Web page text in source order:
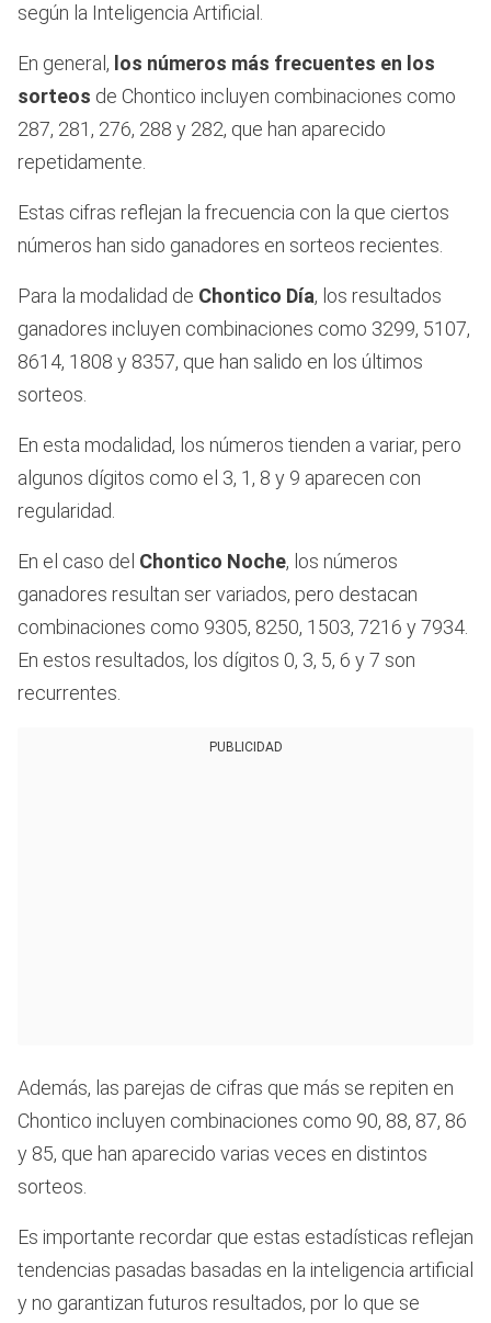
según la Inteligencia Artificial.
En general, los números más frecuentes en los
sorteos de Chontico incluyen combinaciones como
287, 281, 276, 288 y 282, que han aparecido
repetidamente.
Estas cifras reflejan la frecuencia con la que ciertos
números han sido ganadores en sorteos recientes.
Para la modalidad de Chontico Día, los resultados
ganadores incluyen combinaciones como 3299, 5107,
8614, 1808 y 8357, que han salido en los últimos
sorteos.
En esta modalidad, los números tienden a variar, pero
algunos dígitos como el 3, 1, 8 y 9 aparecen con
regularidad.
En el caso del Chontico Noche, los números
ganadores resultan ser variados, pero destacan
combinaciones como 9305, 8250, 1503, 7216 y 7934.
En estos resultados, los dígitos 0, 3, 5, 6 y 7 son
recurrentes.
PUBLICIDAD
Además, las parejas de cifras que más se repiten en
Chontico incluyen combinaciones como 90, 88, 87, 86
y 85, que han aparecido varias veces en distintos
sorteos.
Es importante recordar que estas estadísticas reflejan
tendencias pasadas basadas en la inteligencia artificial
y no garantizan futuros resultados, por lo que se